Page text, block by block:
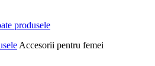
Accesorii pentru femei